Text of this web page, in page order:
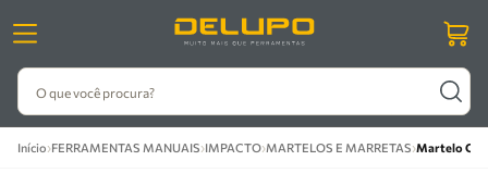
O que você procura?
Início›FERRAMENTAS MANUAIS›IMPACTO›MARTELOS E MARRETAS›Martelo